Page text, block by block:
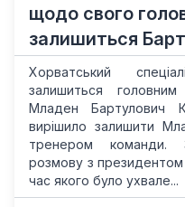
щодо свого
залишиться
Хорватський
залишиться
Младен Бартулович
вирішило залишити
тренером команди.
розмову з
час якого було ухвале...